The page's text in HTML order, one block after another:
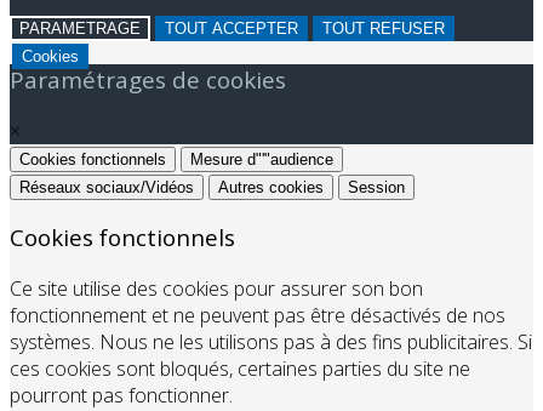
PARAMETRAGE TOUT ACCEPTER
TOUT REFUSER
Cookies
Paramétrages de cookies
×
Cookies fonctionnels
Mesure d"'"audience
Réseaux sociaux/Vidéos
Autres cookies Session
Cookies fonctionnels
Ce site utilise des cookies pour assurer son bon
fonctionnement et ne peuvent pas être désactivés de nos
systèmes. Nous ne les utilisons pas à des fins publicitaires. Si
ces cookies sont bloqués, certaines parties du site ne
pourront pas fonctionner.